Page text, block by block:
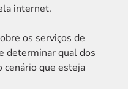
internet.
os serviços de
determinar qual dos
cenário que esteja